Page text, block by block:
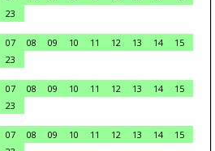
23
07 08 09 10 11 12 13 14
15
23
07 08 09 10 11 12 13 14
15
23
07 08 09 10 11 12 13 14
15